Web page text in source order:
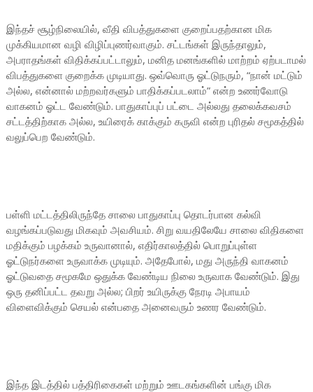
இந்தச் சூழ்நிலையில், வீதி விபத்துகளை குறைப்பதற்கான மிக
முக்கியமான வழி விழிப்புணர்வாகும். சட்டங்கள் இருந்தாலும்,
அபராதங்கள் விதிக்கப்பட்டாலும், மனித மனங்களில் மாற்றம் ஏற்படாமல்
விபத்துகளை குறைக்க முடியாது. ஒவ்வொரு ஓட்டுநரும், “நான் மட்டும்
அல்ல, என்னால் மற்றவர்களும் பாதிக்கப்படலாம்” என்ற உணர்வோடு
வாகனம் ஓட்ட வேண்டும். பாதுகாப்புப் பட்டை அல்லது தலைக்கவசம்
சட்டத்திற்காக அல்ல, உயிரைக் காக்கும் கருவி என்ற புரிதல் சமூகத்தில்
வலுப்பெற வேண்டும்.
பள்ளி மட்டத்திலிருந்தே சாலை பாதுகாப்பு தொடர்பான கல்வி
வழங்கப்படுவது மிகவும் அவசியம். சிறு வயதிலேயே சாலை விதிகளை
மதிக்கும் பழக்கம் உருவானால், எதிர்காலத்தில் பொறுப்புள்ள
ஓட்டுநர்களை உருவாக்க முடியும். அதேபோல், மது அருந்தி வாகனம்
ஓட்டுவதை சமூகமே ஒதுக்க வேண்டிய நிலை உருவாக வேண்டும். இது
ஒரு தனிப்பட்ட தவறு அல்ல; பிறர் உயிருக்கு நேரடி அபாயம்
விளைவிக்கும் செயல் என்பதை அனைவரும் உணர வேண்டும்.
இந்த இடத்தில் பத்திரிகைகள் மற்றும் ஊடகங்களின் பங்கு மிக